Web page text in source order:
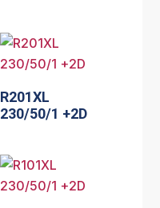
R201XL
230/50/1 +2D